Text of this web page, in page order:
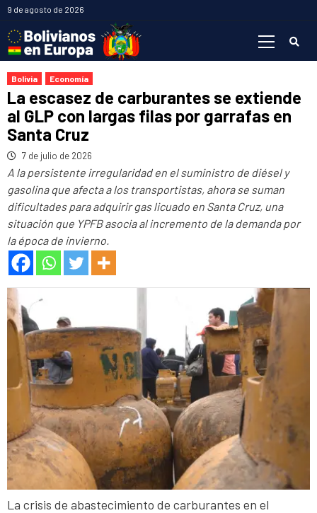
Saltar
contenido
9 de agosto de 2026
Bolivia Economía
La escasez de carburantes se extiende
al GLP con largas filas por garrafas en
Santa Cruz
7 de julio de 2026
A la persistente irregularidad en el suministro de diésel y
gasolina que afecta a los transportistas, ahora se suman
dificultades para adquirir gas licuado en Santa Cruz, una
situación que YPFB asocia al incremento de la demanda por
la época de invierno.
La crisis de abastecimiento de carburantes en el